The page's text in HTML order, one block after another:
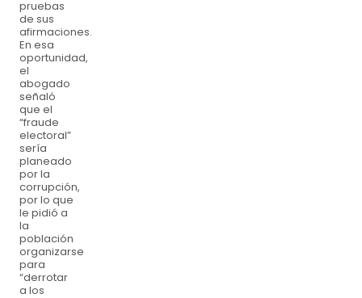
pruebas
de sus
afirmaciones.
En esa
oportunidad,
el
abogado
señaló
que el
“fraude
electoral”
sería
planeado
por la
corrupción,
por lo que
le pidió a
la
población
organizarse
para
“derrotar
a los